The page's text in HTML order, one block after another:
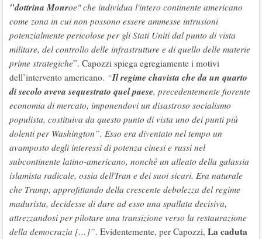
"dottrina Monroe" che individua l'intero continente americano
come zona in cui non possono essere ammesse intrusioni
potenzialmente pericolose per gli Stati Uniti dal punto di vista
militare, del controllo delle infrastrutture e di quello delle materie
prime strategiche”. Capozzi spiega egregiamente i motivi
dell’intervento americano. “Il regime chavista che da un quarto
di secolo aveva sequestrato quel paese, precedentemente fiorente
economia di mercato, imponendovi un disastroso socialismo
populista, costituiva da questo punto di vista uno dei punti più
dolenti per Washington”. Esso era diventato nel tempo un
avamposto degli interessi di potenza cinesi e russi nel
subcontinente latino-americano, nonché un alleato della galassia
islamista radicale, ossia dell'Iran e dei suoi sicari. Era naturale
che Trump, approfittando della crescente debolezza del regime
madurista, decidesse di dare ad esso una spallata decisiva,
attrezzandosi per pilotare una transizione verso la restaurazione
della democrazia […]”. Evidentemente, per Capozzi, La caduta